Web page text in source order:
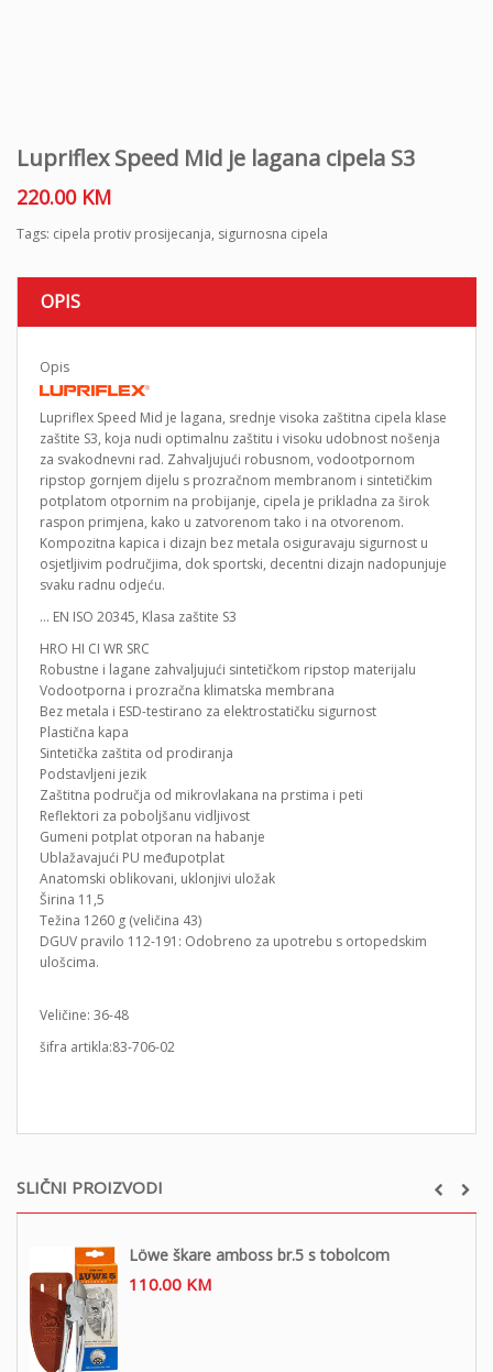
SLIČNI PROIZVODI
Löwe škare amboss br.5 s tobolcom
110.00 KM
Lupriflex Speed ​​​​Mid je lagana cipela S3
220.00 KM
Tags: cipela protiv prosijecanja, sigurnosna cipela
OPIS
Opis
Lupriflex Speed ​​​​Mid je lagana, srednje visoka zaštitna cipela klase
zaštite S3, koja nudi optimalnu zaštitu i visoku udobnost nošenja
za svakodnevni rad. Zahvaljujući robusnom, vodootpornom
ripstop gornjem dijelu s prozračnom membranom i sintetičkim
potplatom otpornim na probijanje, cipela je prikladna za širok
raspon primjena, kako u zatvorenom tako i na otvorenom.
Kompozitna kapica i dizajn bez metala osiguravaju sigurnost u
osjetljivim područjima, dok sportski, decentni dizajn nadopunjuje
svaku radnu odjeću.
… EN ISO 20345, Klasa zaštite S3
HRO HI CI WR SRC
Robustne i lagane zahvaljujući sintetičkom ripstop materijalu
Vodootporna i prozračna klimatska membrana
Bez metala i ESD-testirano za elektrostatičku sigurnost
Plastična kapa
Sintetička zaštita od prodiranja
Podstavljeni jezik
Zaštitna područja od mikrovlakana na prstima i peti
Reflektori za poboljšanu vidljivost
Gumeni potplat otporan na habanje
Ublažavajući PU međupotplat
Anatomski oblikovani, uklonjivi uložak
Širina 11,5
Težina 1260 g (veličina 43)
DGUV pravilo 112-191: Odobreno za upotrebu s ortopedskim
ulošcima.
Veličine: 36-48
šifra artikla:83-706-02